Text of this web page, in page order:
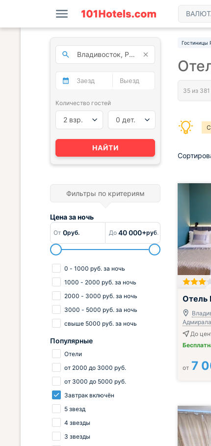
Гостиницы
Завтрак
Отель
До
от 7
Количество гостей
2 взр. 0 дет.
НАЙТИ
Фильтры по критериям
Цена заночь
От 0руб. До 40 000+руб.
0 - 1000 руб. за ночь
1000 - 2000 руб. за ночь
2000 - 3000 руб. за ночь
3000 - 5000 руб. за ночь
свыше 5000 руб. за ночь
Популярные
Отели
от 2000 до 3000 руб.
от 3000 до 5000 руб.
Завтрак включён
5 звезд
4 звезды
3 звезды